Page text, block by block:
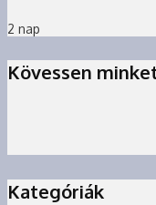
2 nap
Kövessen
Kategóriák